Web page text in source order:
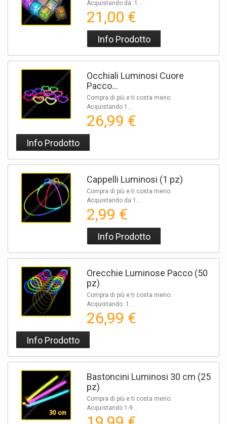
Acquistando da 1...
21,00 €
Info Prodotto
Occhiali Luminosi Cuore
Pacco...
Compra di più e ti costa meno:
Acquistando 1...
26,99 €
Info Prodotto
Cappelli Luminosi (1 pz)
Compra di più e ti costa meno:
Acquistando da 1...
2,99 €
Info Prodotto
Orecchie Luminose Pacco (50
pz)
Compra di più e ti costa meno:
Acquistando 1...
26,99 €
Info Prodotto
Bastoncini Luminosi 30 cm (25
pz)
Compra di più e ti costa meno:
Acquistando 1-9...